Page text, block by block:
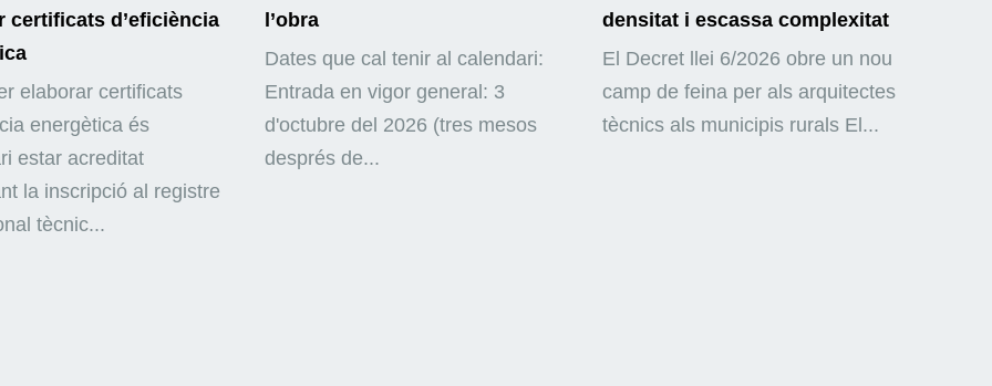
certificats d’eficiència
elaborar certificats
energètica és
estar acreditat
la inscripció al registre
tècnic...
l’obra
Dates que cal tenir al calendari:
Entrada en vigor general: 3
d'octubre del 2026 (tres mesos
després de...
densitat i escassa complexitat
El Decret llei 6/2026 obre un nou
camp de feina per als arquitectes
tècnics als municipis rurals El...